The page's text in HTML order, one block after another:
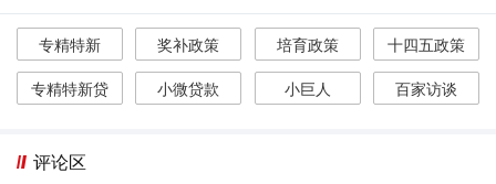
专精特新 奖补政策 培育政策
十四五政策
专精特新贷
小微贷款 小巨人 百家访谈
评论区